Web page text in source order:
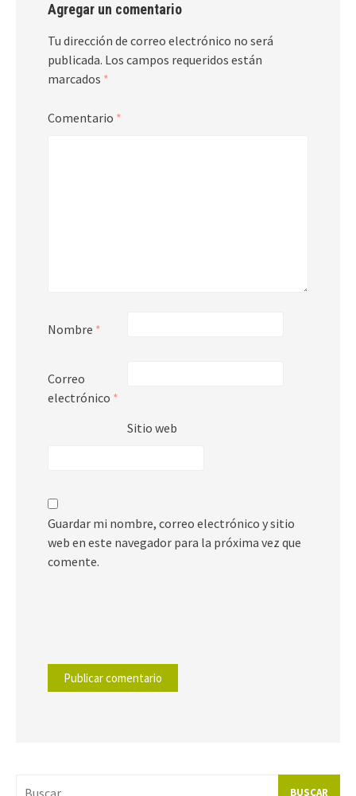
Agregar un comentario
Tu dirección de correo electrónico no será
publicada. Los campos requeridos están
marcados *
Comentario *
Nombre *
Correo
electrónico *
Sitio web
Guardar mi nombre, correo electrónico y sitio
web en este navegador para la próxima vez que
comente.